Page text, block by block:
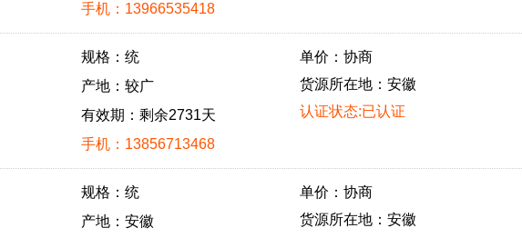
手机：13966535418
规格：统
产地：较广
有效期：剩余2731天
手机：13856713468
单价：协商
货源所在地：安徽
认证状态:已认证
规格：统
产地：安徽
单价：协商
货源所在地：安徽